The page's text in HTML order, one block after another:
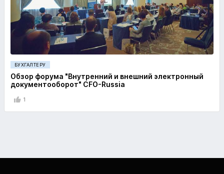
БУХГАЛТЕРУ
Обзор форума "Внутренний и внешний электронный
документооборот" CFO-Russia
1